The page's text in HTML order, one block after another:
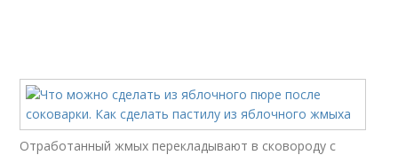
Отработанный жмых перекладывают в сковороду с